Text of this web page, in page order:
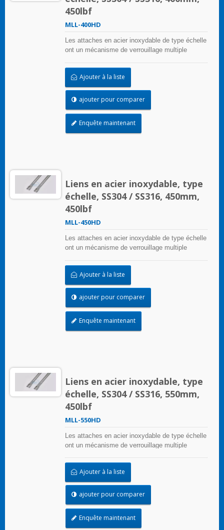
450lbf
MLL-400HD
Les attaches en acier inoxydable de type échelle
ont un mécanisme de verrouillage multiple
appliqué sans outils de sertissage
Ajouter à la liste
ajouter pour comparer
Enquête maintenant
Liens en acier inoxydable, type
échelle, SS304 / SS316, 450mm,
450lbf
MLL-450HD
Les attaches en acier inoxydable de type échelle
ont un mécanisme de verrouillage multiple
appliqué sans outils de sertissage
Ajouter à la liste
ajouter pour comparer
Enquête maintenant
Liens en acier inoxydable, type
échelle, SS304 / SS316, 550mm,
450lbf
MLL-550HD
Les attaches en acier inoxydable de type échelle
ont un mécanisme de verrouillage multiple
appliqué sans outils de sertissage
Ajouter à la liste
ajouter pour comparer
Enquête maintenant